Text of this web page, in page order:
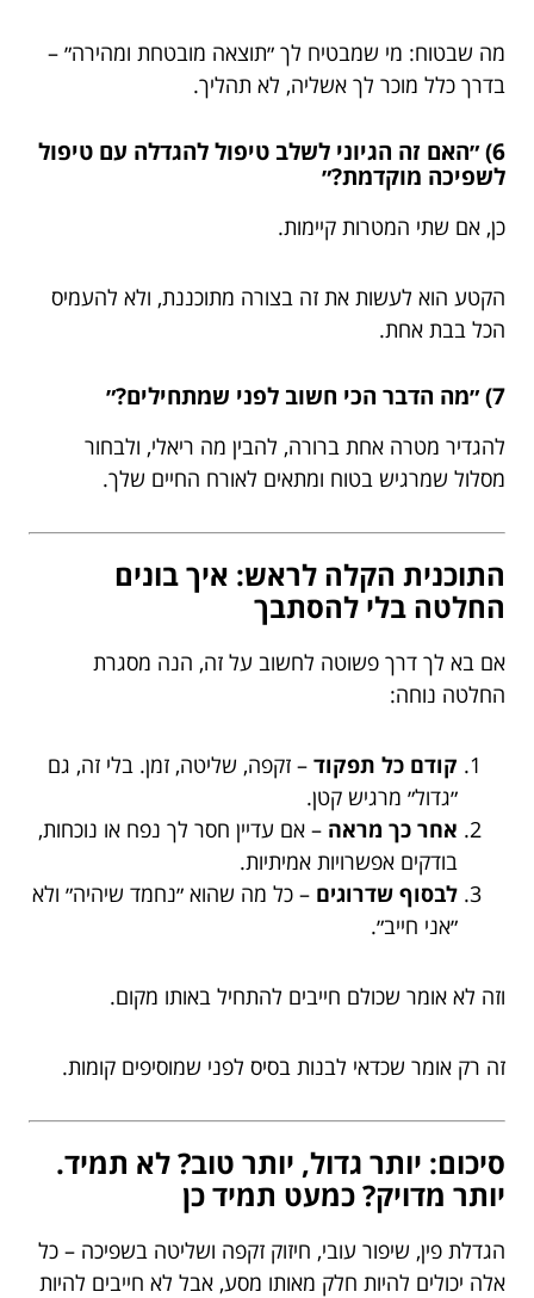
מה שבטוח: מי שמבטיח לך ״תוצאה מובטחת ומהירה״ –
בדרך כלל מוכר לך אשליה, לא תהליך.
6) ״האם זה הגיוני לשלב טיפול להגדלה עם טיפול
לשפיכה מוקדמת?״
כן, אם שתי המטרות קיימות.
הקטע הוא לעשות את זה בצורה מתוכננת, ולא להעמיס
הכל בבת אחת.
7) ״מה הדבר הכי חשוב לפני שמתחילים?״
להגדיר מטרה אחת ברורה, להבין מה ריאלי, ולבחור
מסלול שמרגיש בטוח ומתאים לאורח החיים שלך.
התוכנית הקלה לראש: איך בונים
החלטה בלי להסתבך
אם בא לך דרך פשוטה לחשוב על זה, הנה מסגרת
החלטה נוחה:
קודם כל תפקוד – זקפה, שליטה, זמן. בלי זה, גם
״גדול״ מרגיש קטן.
אחר כך מראה – אם עדיין חסר לך נפח או נוכחות,
בודקים אפשרויות אמיתיות.
לבסוף שדרוגים – כל מה שהוא ״נחמד שיהיה״ ולא
״אני חייב״.
וזה לא אומר שכולם חייבים להתחיל באותו מקום.
זה רק אומר שכדאי לבנות בסיס לפני שמוסיפים קומות.
סיכום: יותר גדול, יותר טוב? לא תמיד.
יותר מדויק? כמעט תמיד כן
הגדלת פין, שיפור עובי, חיזוק זקפה ושליטה בשפיכה – כל
אלה יכולים להיות חלק מאותו מסע, אבל לא חייבים להיות